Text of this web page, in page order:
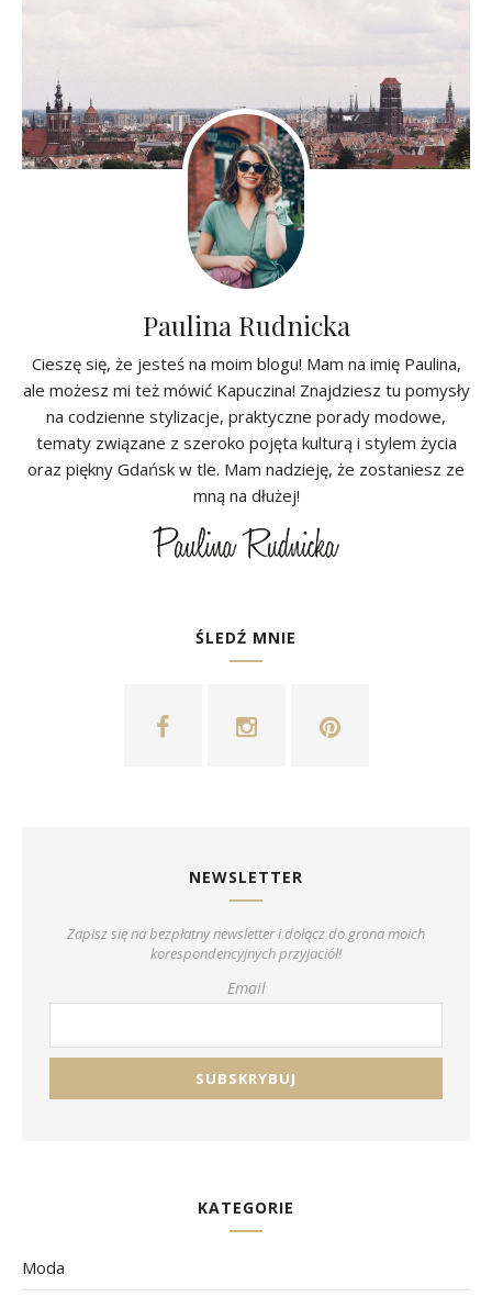
Paulina Rudnicka
Cieszę się, że jesteś na moim blogu! Mam na imię Paulina,
ale możesz mi też mówić Kapuczina! Znajdziesz tu pomysły
na codzienne stylizacje, praktyczne porady modowe,
tematy związane z szeroko pojęta kulturą i stylem życia
oraz piękny Gdańsk w tle. Mam nadzieję, że zostaniesz ze
mną na dłużej!
ŚLEDŹ MNIE
NEWSLETTER
Zapisz się na bezpłatny newsletter i dołącz do grona moich
korespondencyjnych przyjaciół!
Email
KATEGORIE
Moda